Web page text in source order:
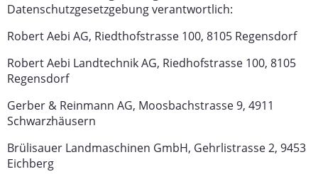
Datenschutzgesetzgebung verantwortlich:
Robert Aebi AG, Riedthofstrasse 100, 8105 Regensdorf
Robert Aebi Landtechnik AG, Riedhofstrasse 100, 8105
Regensdorf
Gerber & Reinmann AG, Moosbachstrasse 9, 4911
Schwarzhäusern
Brülisauer Landmaschinen GmbH, Gehrlistrasse 2, 9453
Eichberg